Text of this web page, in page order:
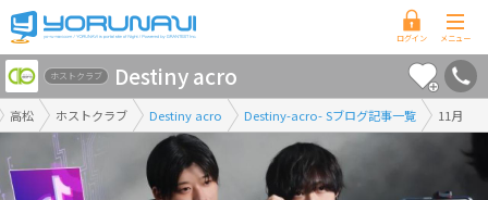
香
川
県
版
高松 ホストクラブ Destiny acro Destiny-acro- Sブログ記事一覧 11月
ホストクラブ Destiny acro